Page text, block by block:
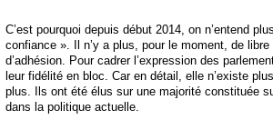
C’est pourquoi depuis début 2014, on n’entend
confiance ». Il n’y a plus, pour le moment, de
d’adhésion. Pour cadrer l’expression des
leur fidélité en bloc. Car en détail, elle n’existe
plus. Ils ont été élus sur une majorité constituée
dans la politique actuelle.